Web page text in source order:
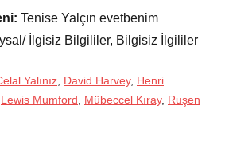
Tenise Yalçın evetbenim
İlgisiz Bilgililer, Bilgisiz İlgililer
Yalınız David Harvey, Henri
Lewis Mumford Mübeccel Kıray, Ruşen